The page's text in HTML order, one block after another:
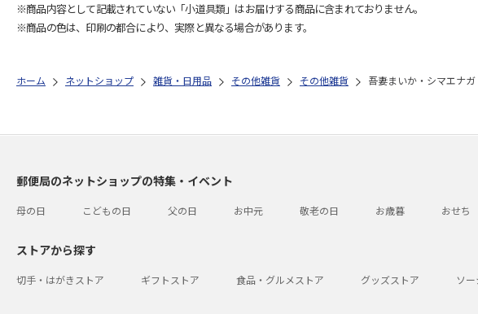
※商品内容として記載されていない「小道具類」はお届けする商品に含まれておりません。
※商品の色は、印刷の都合により、実際と異なる場合があります。
ホーム ネットショップ 雑貨・日用品 その他雑貨 その他雑貨 吾妻まいか・シマエナ
郵便局のネットショップの特集・イベント
母の日 こどもの日 父の日 お中元 敬老の日 お歳暮 おせち
ストアから探す
切手・はがきストア ギフトストア 食品・グルメストア グッズストア ソ